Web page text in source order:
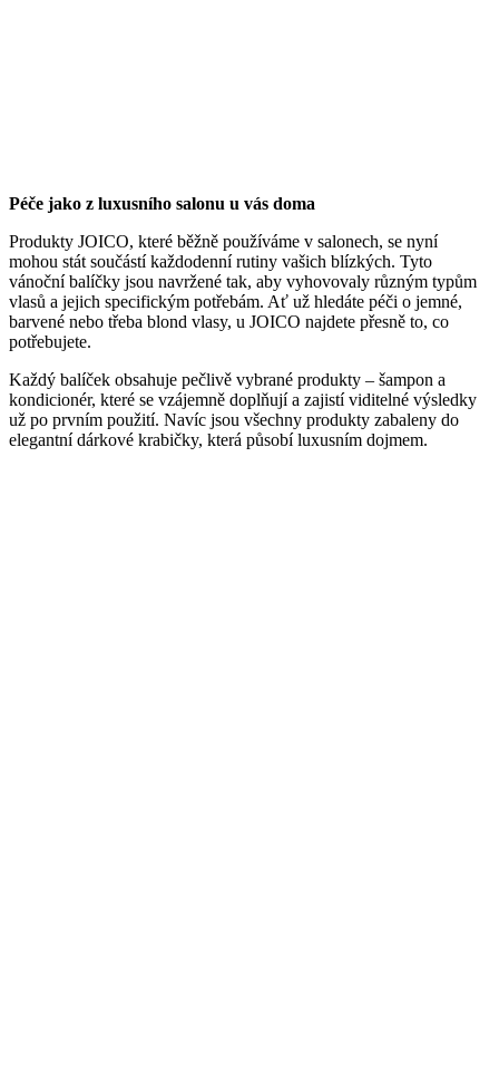
Péče jako z luxusního salonu u vás doma
Produkty JOICO, které běžně používáme v salonech, se nyní
mohou stát součástí každodenní rutiny vašich blízkých. Tyto
vánoční balíčky jsou navržené tak, aby vyhovovaly různým typům
vlasů a jejich specifickým potřebám. Ať už hledáte péči o jemné,
barvené nebo třeba blond vlasy, u JOICO najdete přesně to, co
potřebujete.
Každý balíček obsahuje pečlivě vybrané produkty – šampon a
kondicionér, které se vzájemně doplňují a zajistí viditelné výsledky
už po prvním použití. Navíc jsou všechny produkty zabaleny do
elegantní dárkové krabičky, která působí luxusním dojmem.